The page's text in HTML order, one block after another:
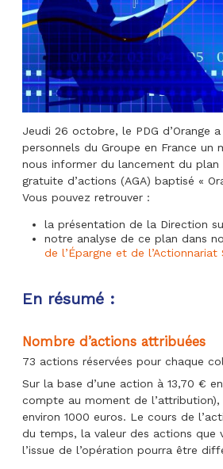
Jeudi 26 octobre, le PDG d’Orange
personnels du Groupe en France un
nous informer du lancement du plan
gratuite d’actions (AGA) baptisé «
Vous pouvez retrouver :
la présentation de la Direction
notre analyse de ce plan dans
de l’Épargne et de l’Actionnariat
En résumé :
Nombre d’actions attribuées
73 actions réservées pour chaque
Sur la base d’une action à 13,70 €
compte au moment de l’attribution),
environ 1000 euros. Le cours de
du temps, la valeur des actions que
l’issue de l’opération pourra être